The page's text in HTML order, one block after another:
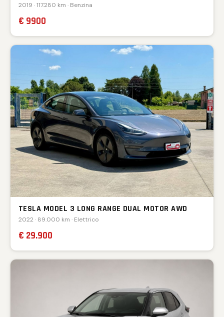
2019 · 117.280 km · Benzina
€ 9900
TESLA MODEL 3 LONG RANGE DUAL MOTOR AWD
2022 · 89.000 km · Elettrico
€ 29.900